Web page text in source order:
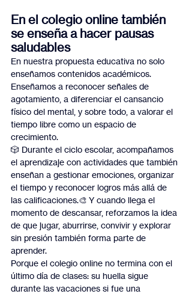
En el colegio online también
se enseña a hacer pausas
saludables
En nuestra propuesta educativa no solo
enseñamos contenidos académicos.
Enseñamos a reconocer señales de
agotamiento, a diferenciar el cansancio
físico del mental, y sobre todo, a valorar el
tiempo libre como un espacio de
crecimiento.
🎲 Durante el ciclo escolar, acompañamos
el aprendizaje con actividades que también
enseñan a gestionar emociones, organizar
el tiempo y reconocer logros más allá de
las calificaciones.🎨 Y cuando llega el
momento de descansar, reforzamos la idea
de que jugar, aburrirse, convivir y explorar
sin presión también forma parte de
aprender.
Porque el colegio online no termina con el
último día de clases: su huella sigue
durante las vacaciones si fue una